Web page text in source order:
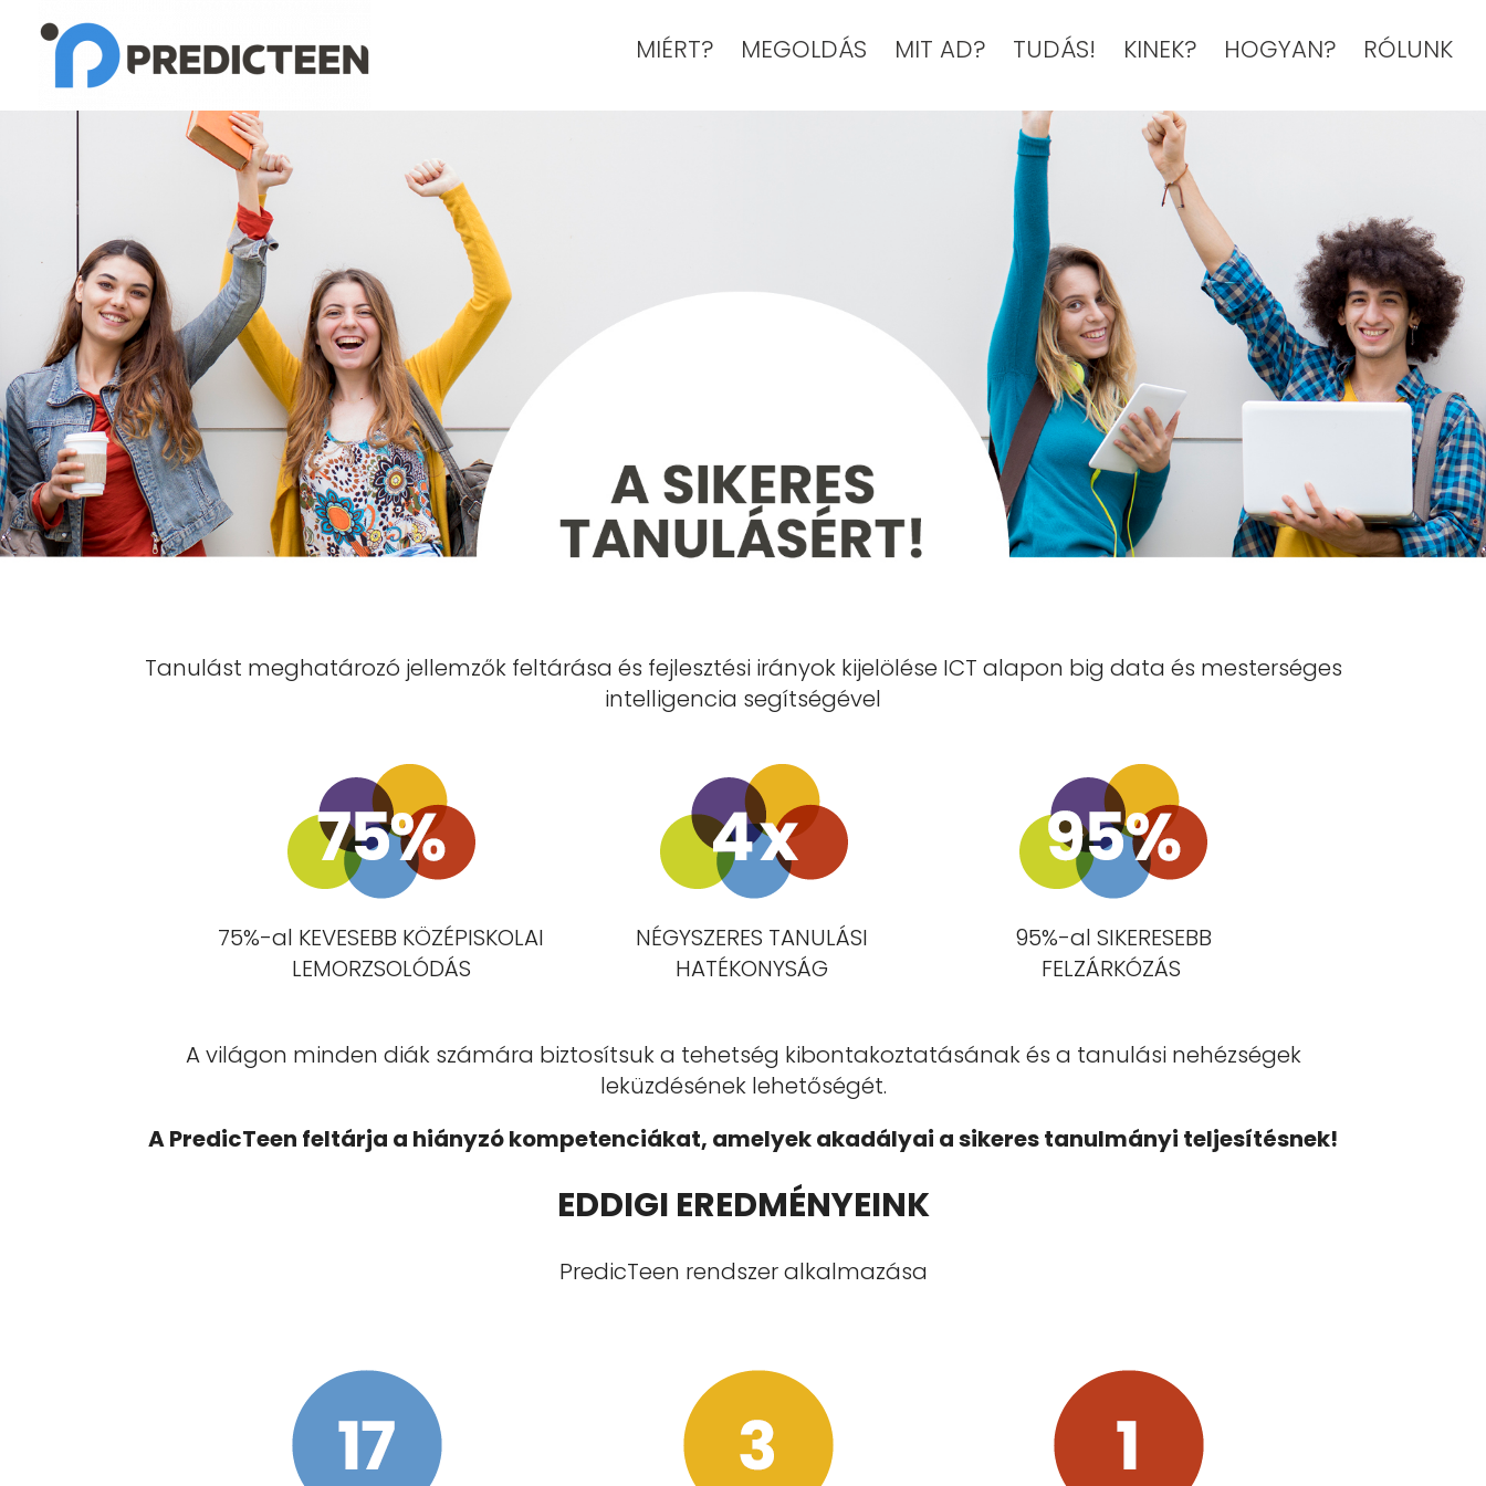
MIÉRT? MEGOLDÁS MIT AD? TUDÁS! KINEK? HOGYAN? RÓLUNK
Tanulást meghatározó jellemzők feltárása és fejlesztési irányok kijelölése ICT alapon big data és mesterséges
intelligencia segítségével
75%-al KEVESEBB KÖZÉPISKOLAI
LEMORZSOLÓDÁS
NÉGYSZERES TANULÁSI
HATÉKONYSÁG
95%-al SIKERESEBB
FELZÁRKÓZÁS
A világon minden diák számára biztosítsuk a tehetség kibontakoztatásának és a tanulási nehézségek
leküzdésének lehetőségét.
A PredicTeen feltárja a hiányzó kompetenciákat, amelyek akadályai a sikeres tanulmányi teljesítésnek!
EDDIGI EREDMÉNYEINK
PredicTeen rendszer alkalmazása